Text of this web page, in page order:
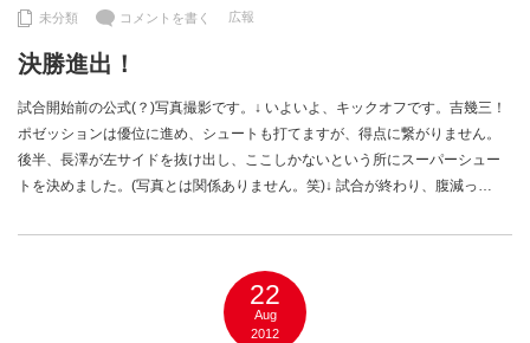
未分類 コメントを書く 広報
決勝進出！
試合開始前の公式(？)写真撮影です。↓ いよいよ、キックオフです。吉幾三！
ポゼッションは優位に進め、シュートも打てますが、得点に繋がりません。
後半、長澤が左サイドを抜け出し、ここしかないという所にスーパーシュー
トを決めました。(写真とは関係ありません。笑)↓ 試合が終わり、腹減っ…
22
Aug
2012